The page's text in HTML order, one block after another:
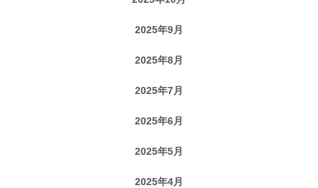
2025年9月
2025年8月
2025年7月
2025年6月
2025年5月
2025年4月